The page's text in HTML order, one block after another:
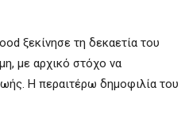
ξεκίνησε τη δεκαετία του
με αρχικό στόχο να
Η περαιτέρω δημοφιλία του